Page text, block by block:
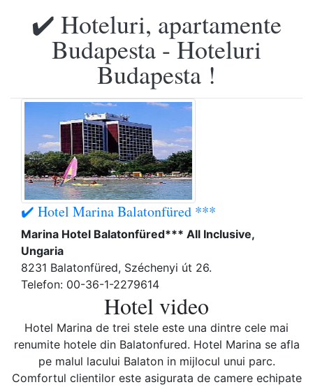
✔️ Hoteluri, apartamente
Budapesta - Hoteluri
Budapesta !
✔️ Hotel Marina Balatonfüred ***
Marina Hotel Balatonfüred*** All Inclusive,
Ungaria
8231 Balatonfüred, Széchenyi út 26.
Telefon: 00-36-1-2279614
Hotel video
Hotel Marina de trei stele este una dintre cele mai
renumite hotele din Balatonfured. Hotel Marina se afla
pe malul lacului Balaton in mijlocul unui parc.
Comfortul clientilor este asigurata de camere echipate